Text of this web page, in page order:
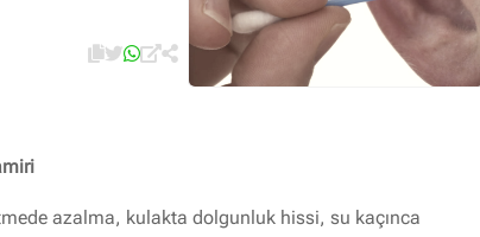
azalma, kulakta dolgunluk hissi, su kaçınca